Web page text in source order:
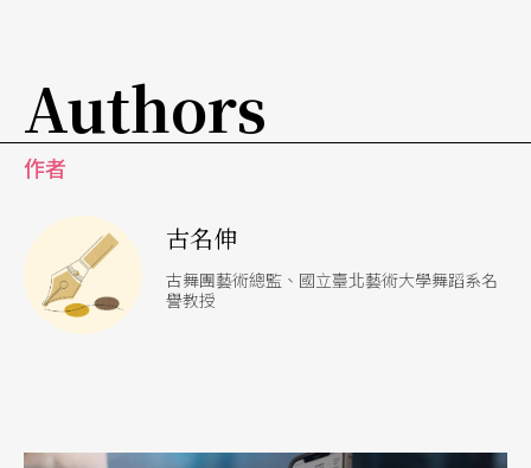
何的狀況，不斷被自己推翻，多麼有趣啊！這是可
以花一輩子學習的事，最後得到的原來是對自己的
掌握和了解，以及更靠近自己一點。
離廿歲已經過了數十個年頭了，我沒有再懷疑或後
悔。以為自己長大會變成另一個怎麼樣的人，原來
長大了不過還是當年那一個非跳舞不可的孩子。只
Authors
作者
古名伸
古舞團藝術總監、國立臺北藝術大學舞蹈系名
譽教授